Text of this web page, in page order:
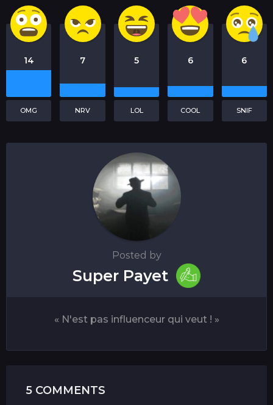
14
OMG
7
NRV
5
LOL
6
COOL
6
SNIF
Posted by
Super Payet
« N'est pas influenceur qui veut ! »
5 COMMENTS